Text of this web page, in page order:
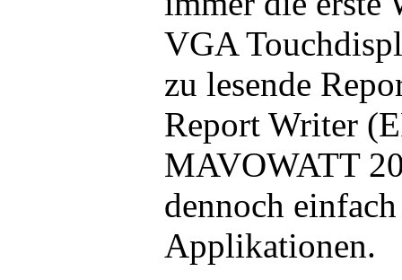
VGA
zu lesende
Report Writer
MAVOWATT
dennoch
Applikationen.